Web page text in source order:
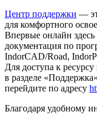
Центр поддержки —
для комфортного
Впервые онлайн здесь
документация по
IndorCAD/Road,
Для доступа к
в разделе
перейдите по адресу
Благодаря удобному